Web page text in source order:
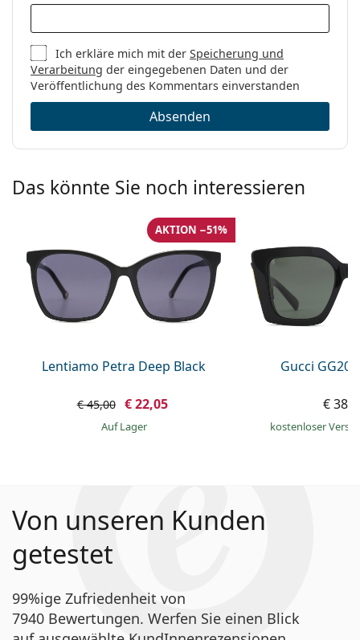
Ich erkläre mich mit derSpeicherung und
Verarbeitung der eingegebenen Daten und der
Veröffentlichung des Kommentars einverstanden
Absenden
Das könnte Sie noch interessieren
Lentiamo Petra Deep Black
AKTION −51%
€ 45,00 € 22,05
auf Lager
Gucci
€
kostenloser
Von unseren Kunden
getestet
99%ige Zufriedenheit von
7940 Bewertungen. Werfen Sie einen Blick